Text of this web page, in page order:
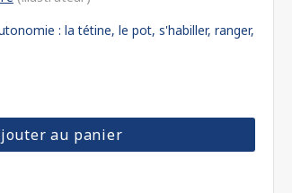
: la tétine, le pot, s'habiller, ranger,
au panier